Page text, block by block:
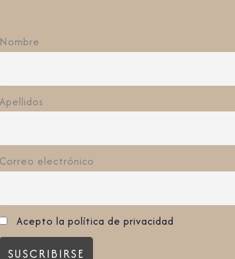
Nombre
Apellidos
Correo electrónico
Acepto la política de privacidad